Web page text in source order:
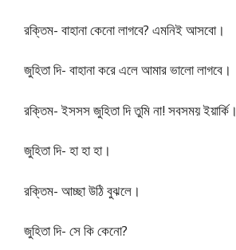
রক্তিম- বাহানা কেনো লাগবে? এমনিই আসবো।
জুহিতা দি- বাহানা করে এলে আমার ভালো লাগবে।
রক্তিম- ইসসস জুহিতা দি তুমি না! সবসময় ইয়ার্কি।
জুহিতা দি- হা হা হা।
রক্তিম- আচ্ছা উঠি বুঝলে।
জুহিতা দি- সে কি কেনো?